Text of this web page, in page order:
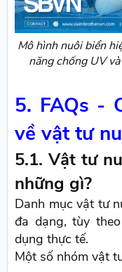
Mô hình nuôi biển
năng chống UV
5. FAQs -
về vật tư
5.1. Vật tư
những gì?
Danh mục vật tư
đa dạng, tùy
dụng thực tế.
Một số nhóm vật